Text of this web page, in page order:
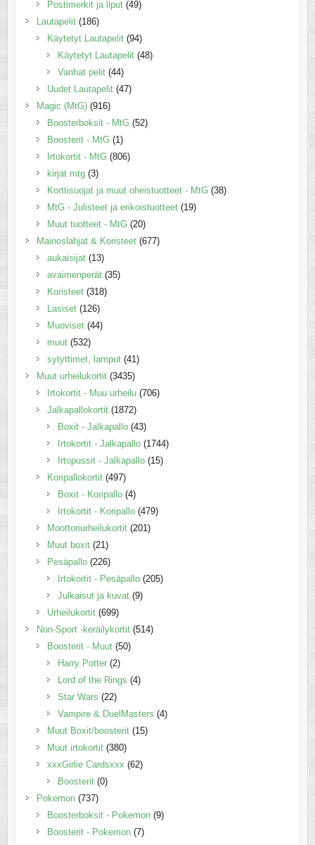
Postimerkit ja liput (49)
Lautapelit (186)
Käytetyt Lautapelit (94)
Käytetyt Lautapelit (48)
Vanhat pelit (44)
Uudet Lautapelit (47)
Magic (MtG) (916)
Boosterboksit - MtG (52)
Boosterit - MtG (1)
Irtokortit - MtG (806)
kirjat mtg (3)
Korttisuojat ja muut oheistuotteet - MtG (38)
MtG - Julisteet ja erikoistuotteet (19)
Muut tuotteet - MtG (20)
Mainoslahjat & Koristeet (677)
aukaisijat (13)
avaimenperät (35)
Koristeet (318)
Lasiset (126)
Muoviset (44)
muut (532)
sytyttimet, lamput (41)
Muut urheilukortit (3435)
Irtokortit - Muu urheilu (706)
Jalkapallokortit (1872)
Boxit - Jalkapallo (43)
Irtokortit - Jalkapallo (1744)
Irtopussit - Jalkapallo (15)
Koripallokortit (497)
Boxit - Koripallo (4)
Irtokortit - Koripallo (479)
Moottoriurheilukortit (201)
Muut boxit (21)
Pesäpallo (226)
Irtokortit - Pesäpallo (205)
Julkaisut ja kuvat (9)
Urheilukortit (699)
Non-Sport -keräilykortit (514)
Boosterit - Muut (50)
Harry Potter (2)
Lord of the Rings (4)
Star Wars (22)
Vampire & DuelMasters (4)
Muut Boxit/boosterit (15)
Muut irtokortit (380)
xxxGirlie Cardsxxx (62)
Boosterit (0)
Pokemon (737)
Boosterboksit - Pokemon (9)
Boosterit - Pokemon (7)